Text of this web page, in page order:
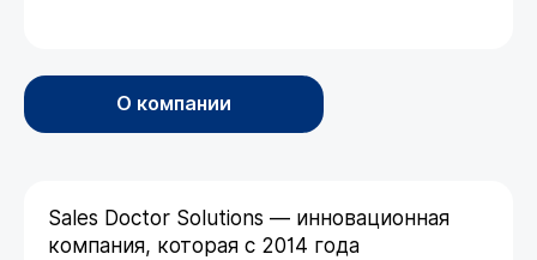
О компании
Sales Doctor Solutions — инновационная
компания, которая с 2014 года